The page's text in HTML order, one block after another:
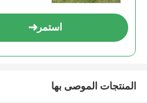
استمر
المنتجات الموصى بها